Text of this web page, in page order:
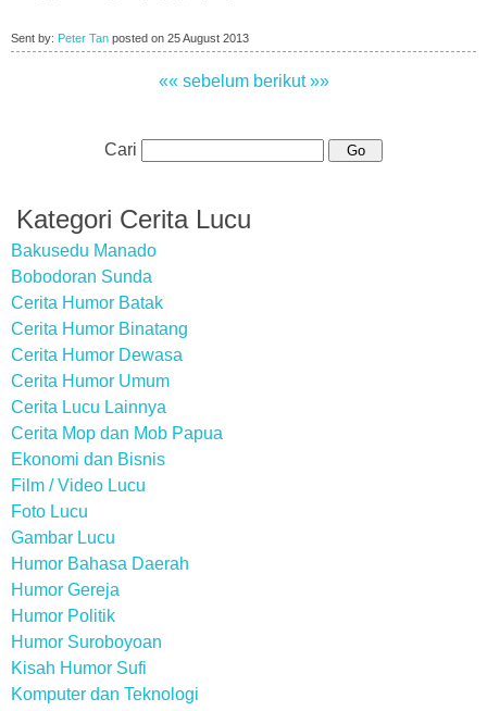
Sent by: Peter Tan posted on 25 August 2013
«« sebelum berikut »»
Cari
Kategori Cerita Lucu
Bakusedu Manado
Bobodoran Sunda
Cerita Humor Batak
Cerita Humor Binatang
Cerita Humor Dewasa
Cerita Humor Umum
Cerita Lucu Lainnya
Cerita Mop dan Mob Papua
Ekonomi dan Bisnis
Film / Video Lucu
Foto Lucu
Gambar Lucu
Humor Bahasa Daerah
Humor Gereja
Humor Politik
Humor Suroboyoan
Kisah Humor Sufi
Komputer dan Teknologi